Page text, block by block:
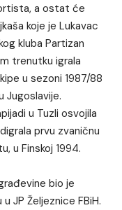
a ostat će
koje je Lukavac
kluba Partizan
trenutku igrala
u sezoni 1987/88
Jugoslavije.
u Tuzli osvojila
prvu zvaničnu
u Finskoj 1994.
bio je
JP Željeznice FBiH.